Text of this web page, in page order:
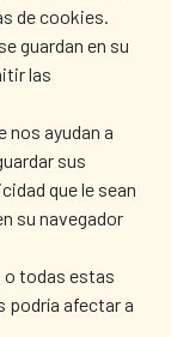
de cookies.
se guardan en su
las
nos ayudan a
sus
que le sean
su navegador
o todas estas
podría afectar a
COOPERATE?
ROOM